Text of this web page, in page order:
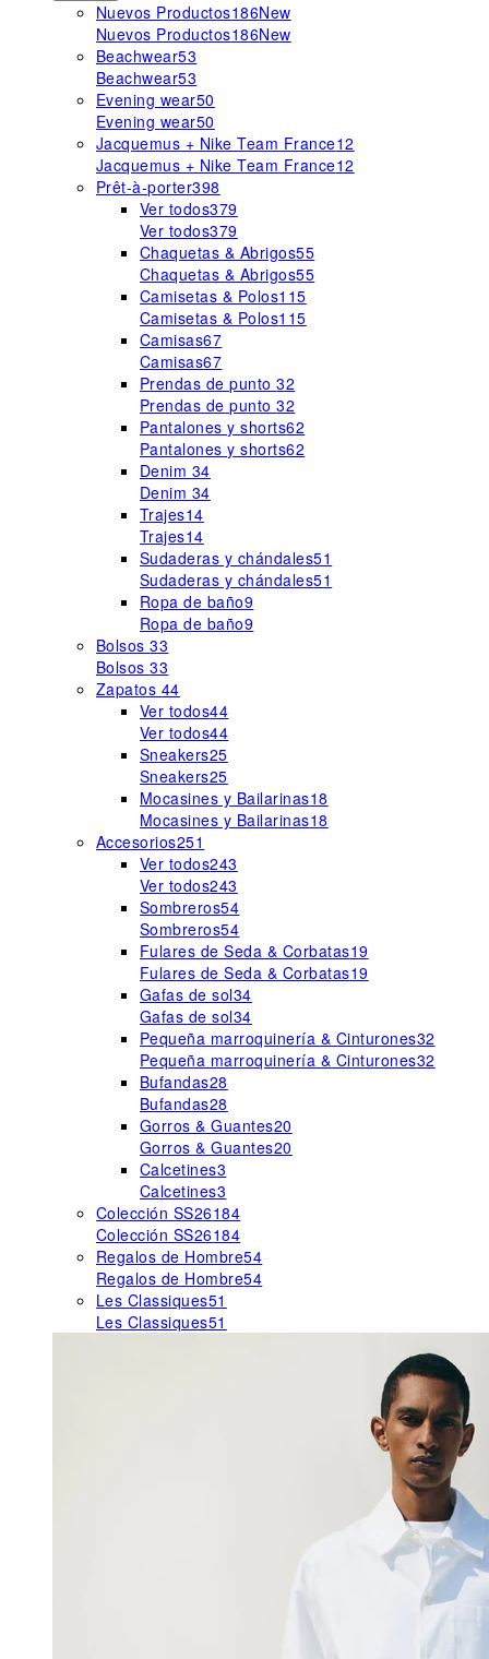
Nuevos Productos186New
Nuevos Productos186New
Beachwear53
Beachwear53
Evening wear50
Evening wear50
Jacquemus + Nike Team France12
Jacquemus + Nike Team France12
Prêt-à-porter398
Ver todos379
Ver todos379
Chaquetas & Abrigos55
Chaquetas & Abrigos55
Camisetas & Polos115
Camisetas & Polos115
Camisas67
Camisas67
Prendas de punto32
Prendas de punto32
Pantalones y shorts62
Pantalones y shorts62
Denim 34
Denim 34
Trajes14
Trajes14
Sudaderas y chándales51
Sudaderas y chándales51
Ropa de baño9
Ropa de baño9
Bolsos33
Bolsos33
Zapatos 44
Ver todos44
Ver todos44
Sneakers25
Sneakers25
Mocasines y Bailarinas18
Mocasines y Bailarinas18
Accesorios251
Ver todos243
Ver todos243
Sombreros54
Sombreros54
Fulares de Seda & Corbatas19
Fulares de Seda & Corbatas19
Gafas de sol34
Gafas de sol34
Pequeña marroquinería & Cinturones32
Pequeña marroquinería & Cinturones32
Bufandas28
Bufandas28
Gorros & Guantes20
Gorros & Guantes20
Calcetines3
Calcetines3
Colección SS26184
Colección SS26184
Regalos de Hombre54
Regalos de Hombre54
Les Classiques51
Les Classiques51